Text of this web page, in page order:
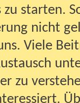
zu starten.
nicht
Viele
zu